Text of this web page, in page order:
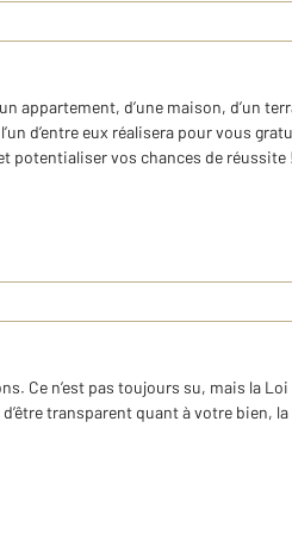
appartement, d’une maison, d’un
d’entre eux réalisera pour vous
potentialiser vos chances de réussite
Ce n’est pas toujours su, mais la Loi
transparent quant à votre bien,